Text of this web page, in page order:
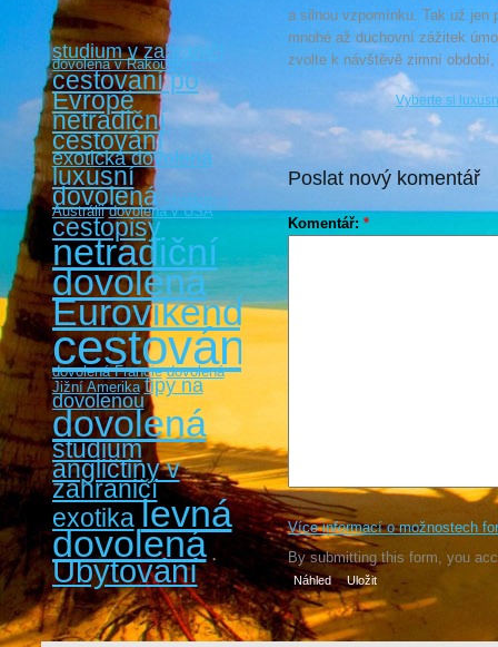
studium v zahraničí
dovolená v Rakousku
cestovaní po
Evropě
netradiční
cestování
exotická dovolená
luxusní
dovolená studium v
Austrálii dovolená v USA
cestopisy
netradiční
dovolená
Eurovíkendy
cestování
dovolená Francie dovolená
Jižní Amerika tipy na
dovolenou
dovolená
studium
angličtiny v
zahraničí
exotika levná
dovolená
Ubytování
a silnou vzpomínku. Tak už jen
mnohé až duchovní zážitek
zvolte k návštěvě zimní
Vyberte si
Poslat nový komentář
Komentář: *
Více informací o možnostech
By submitting this form, you